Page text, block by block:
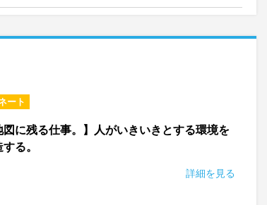
ート
図に残る仕事。】人がいきいきとする環境を
る。
詳細を見る